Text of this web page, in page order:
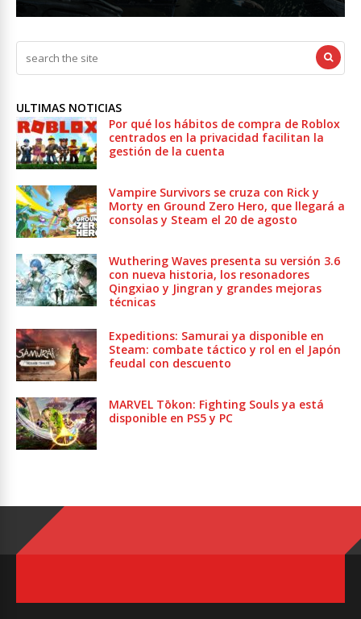
ULTIMAS NOTICIAS
Por qué los hábitos de compra de Roblox
centrados en la privacidad facilitan la
gestión de la cuenta
Vampire Survivors se cruza con Rick y
Morty en Ground Zero Hero, que llegará a
consolas y Steam el 20 de agosto
Wuthering Waves presenta su versión 3.6
con nueva historia, los resonadores
Qingxiao y Jingran y grandes mejoras
técnicas
Expeditions: Samurai ya disponible en
Steam: combate táctico y rol en el Japón
feudal con descuento
MARVEL Tōkon: Fighting Souls ya está
disponible en PS5 y PC